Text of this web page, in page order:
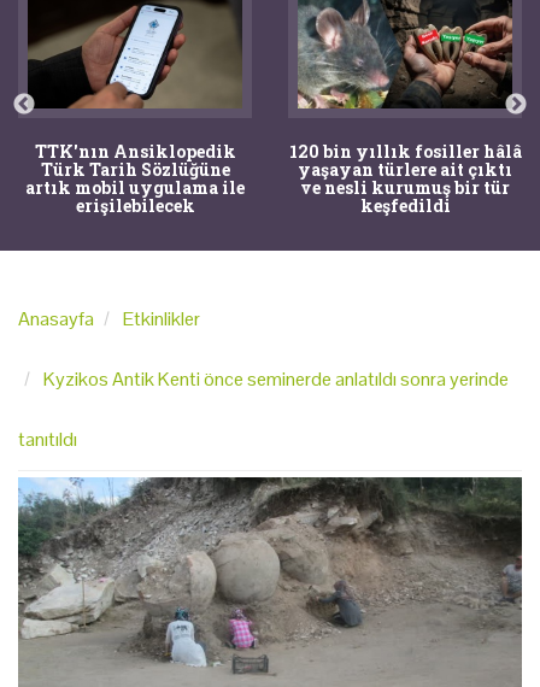
TTK'nın Ansiklopedik
Türk Tarih Sözlüğüne
artık mobil uygulama ile
erişilebilecek
120 bin yıllık fosiller hâlâ
yaşayan türlere ait çıktı
ve nesli kurumuş bir tür
keşfedildi
Anasayfa Etkinlikler
Kyzikos Antik Kenti önce seminerde anlatıldı sonra yerinde
tanıtıldı